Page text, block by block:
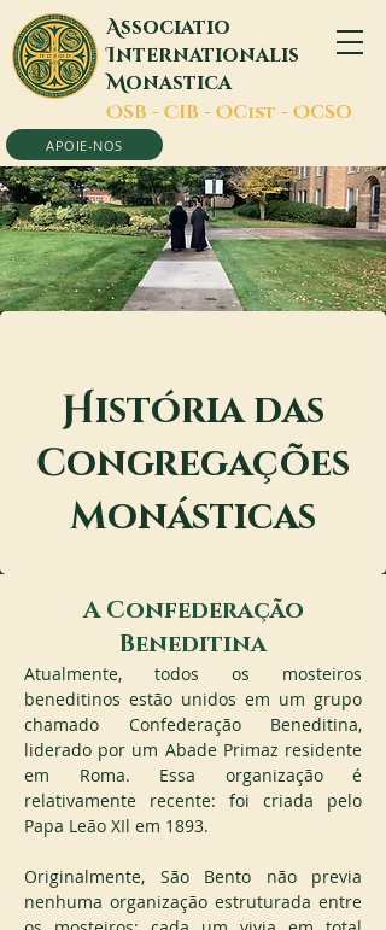
Associatio
Internationalis
Monastica
OSB - CIB - OCist - OCSO
APOIE-NOS
História das
congregações
monásticas
A Confederação
Beneditina
Atualmente, todos os mosteiros
beneditinos estão unidos em um grupo
chamado Confederação Beneditina,
liderado por um Abade Primaz residente
em Roma. Essa organização é
relativamente recente: foi criada pelo
Papa Leão XIl em 1893.
Originalmente, São Bento não previa
nenhuma organização estruturada entre